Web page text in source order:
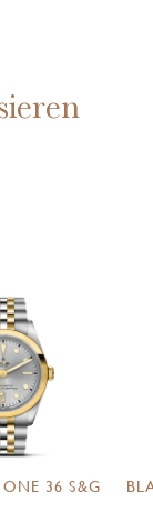
36 S&G